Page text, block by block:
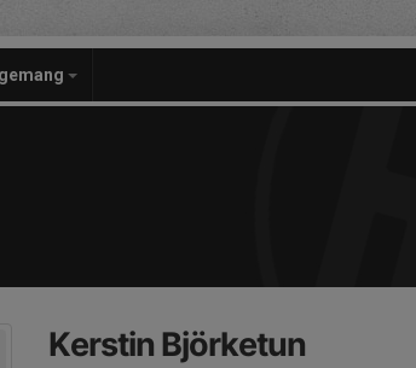
Kerstin Björketun